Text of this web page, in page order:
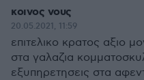
κοινος νους
20.05.2021, 11:59
επιτελικο κρατος αξιο
στα γαλαζια
εξυπηρετησεις στα